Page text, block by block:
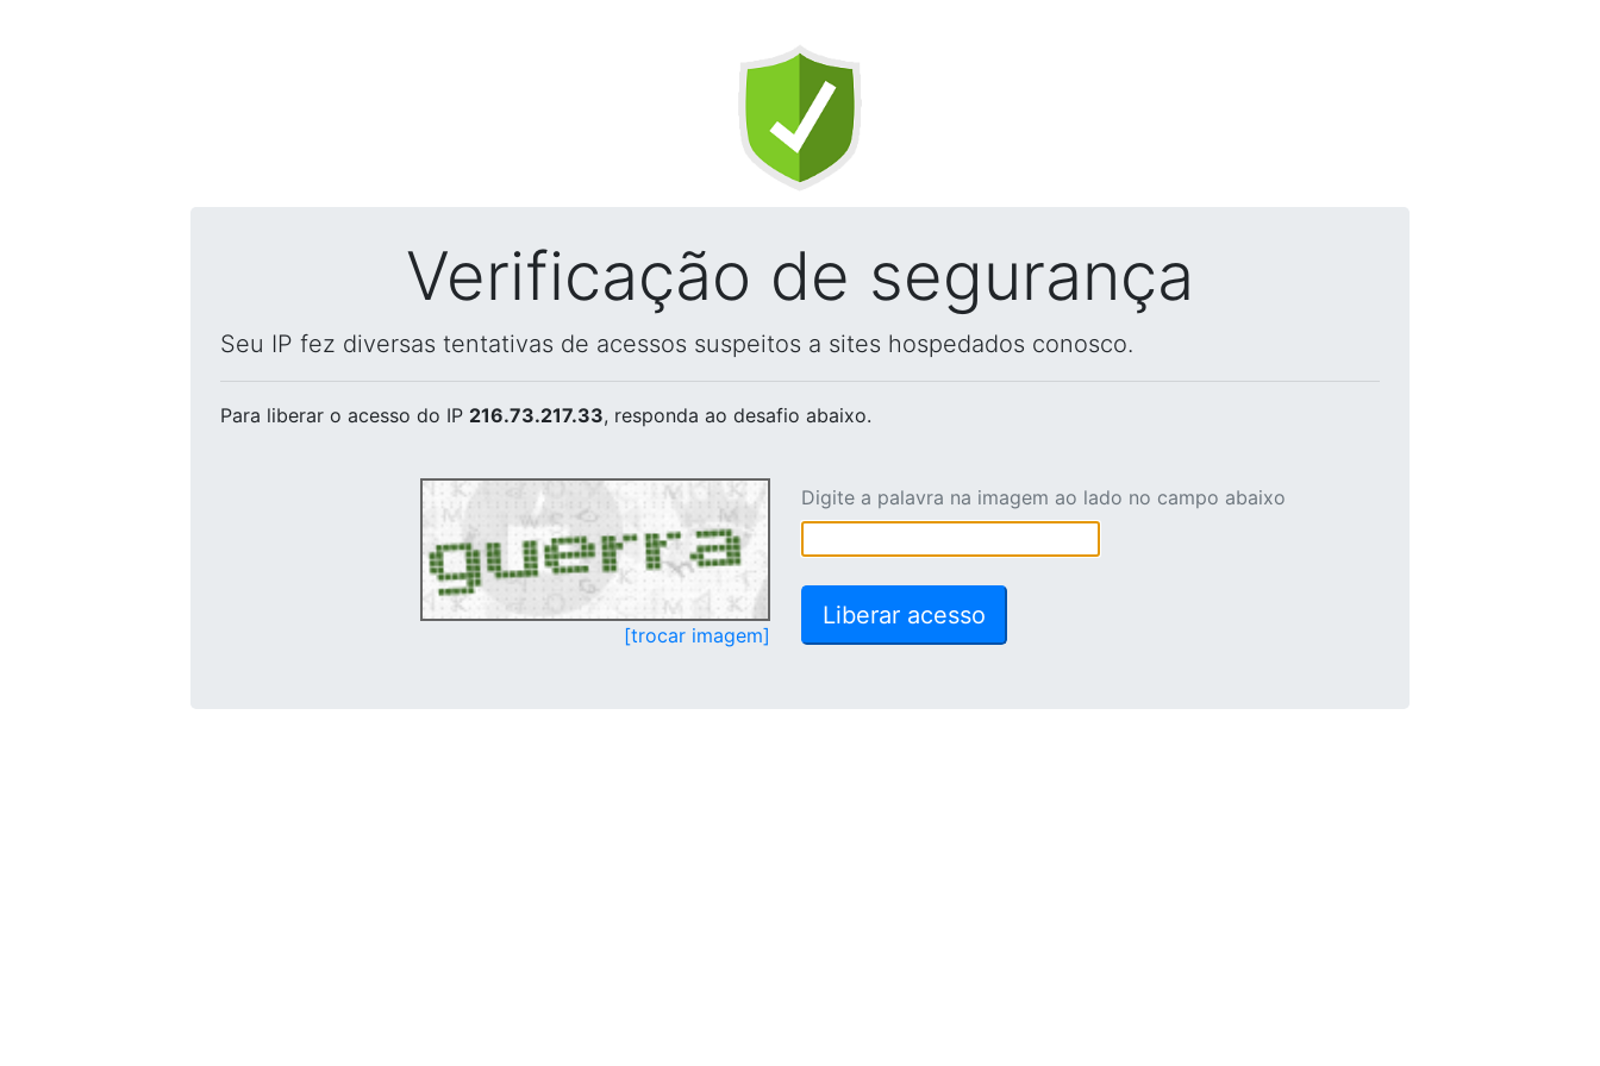
Verificação de segurança
Seu IP fez diversas tentativas de acessos suspeitos a sites hospedados conosco.
Para liberar o acesso do IP 216.73.217.33, responda ao desafio abaixo.
[trocar imagem]
Digite a palavra na imagem ao lado no campo abaixo